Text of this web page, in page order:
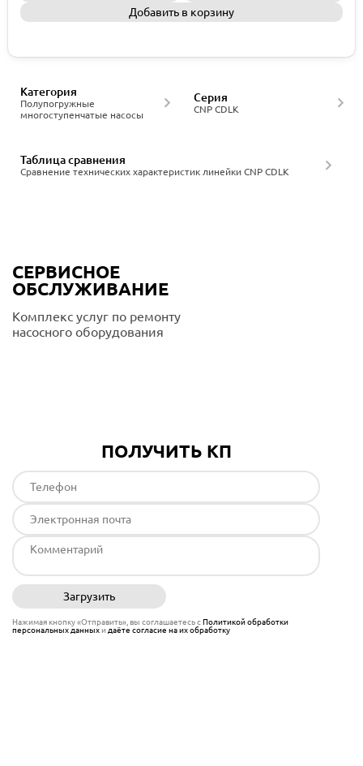
Добавить в корзину
Полупогружные
многоступенчатые насосы
Категория
CNP CDLK
Серия
Сравнение технических характеристик линейки CNP CDLK
Таблица сравнения
СЕРВИСНОЕ
ОБСЛУЖИВАНИЕ
Комплекс услуг по ремонту
насосного оборудования
ПОЛУЧИТЬ КП
Загрузить
Нажимая кнопку «Отправить», вы соглашаетесь сПолитикой обработки
персональных данныхи даёте согласие на их обработку